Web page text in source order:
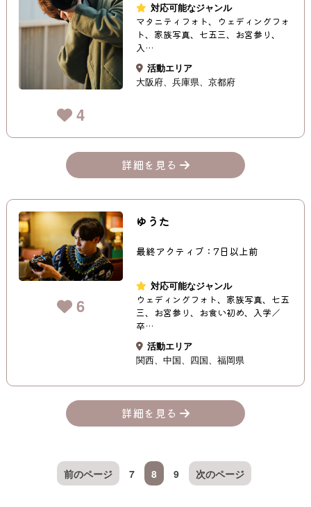
4
対応可能なジャンル
マタニティフォト、ウェディングフォ
ト、家族写真、七五三、お宮参り、
入…
活動エリア
大阪府
兵庫県 京都府
詳細を見る
6
ゆうた
最終アクティブ：7日以上前
対応可能なジャンル
ウェディングフォト、家族写真、七五
三、お宮参り、お食い初め、入学／
卒…
活動エリア
関西
中国 四国 福岡県
詳細を見る
前のページ 7 8 9 次のページ